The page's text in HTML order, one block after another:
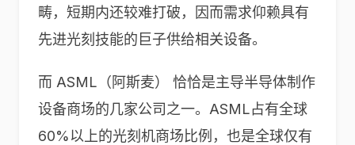
畴，短期内还较难打破，因而需求仰赖具有
先进光刻技能的巨子供给相关设备。
而 ASML（阿斯麦） 恰恰是主导半导体制作
设备商场的几家公司之一。ASML占有全球
60%以上的光刻机商场比例，也是全球仅有